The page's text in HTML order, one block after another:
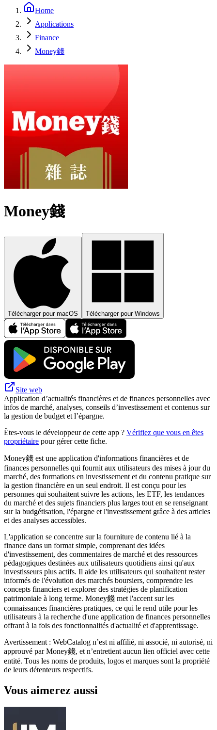
Home
Applications
Finance
Money錢
Money錢
Télécharger pour macOS Télécharger pour Windows
Site web
Application d’actualités financières et de finances personnelles avec
infos de marché, analyses, conseils d’investissement et contenus sur
la gestion de budget et l’épargne.
Êtes-vous le développeur de cette app ? Vérifiez que vous en êtes
propriétaire pour gérer cette fiche.
Money錢 est une application d'informations financières et de
finances personnelles qui fournit aux utilisateurs des mises à jour du
marché, des formations en investissement et du contenu pratique sur
la gestion financière en un seul endroit. Il est conçu pour les
personnes qui souhaitent suivre les actions, les ETF, les tendances
du marché et des sujets financiers plus larges tout en se renseignant
sur la budgétisation, l'épargne et l'investissement grâce à des articles
et des analyses accessibles.
L'application se concentre sur la fourniture de contenu lié à la
finance dans un format simple, comprenant des idées
d'investissement, des commentaires de marché et des ressources
pédagogiques destinées aux utilisateurs quotidiens ainsi qu'aux
investisseurs plus actifs. Il aide les utilisateurs qui souhaitent rester
informés de l'évolution des marchés boursiers, comprendre les
concepts financiers et explorer des stratégies de planification
patrimoniale à long terme. Money錢 met l'accent sur les
connaissances financières pratiques, ce qui le rend utile pour les
utilisateurs à la recherche d'une application de finances personnelles
offrant à la fois des fonctionnalités d'actualité et d'apprentissage.
Avertissement : WebCatalog n’est ni affilié, ni associé, ni autorisé, ni
approuvé par Money錢, et n’entretient aucun lien officiel avec cette
entité. Tous les noms de produits, logos et marques sont la propriété
de leurs détenteurs respectifs.
Vous aimerez aussi